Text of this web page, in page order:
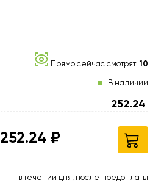
Прямо сейчас смотрят:10
В наличии
252.24
252.24 ₽
в течении дня, после предоплаты